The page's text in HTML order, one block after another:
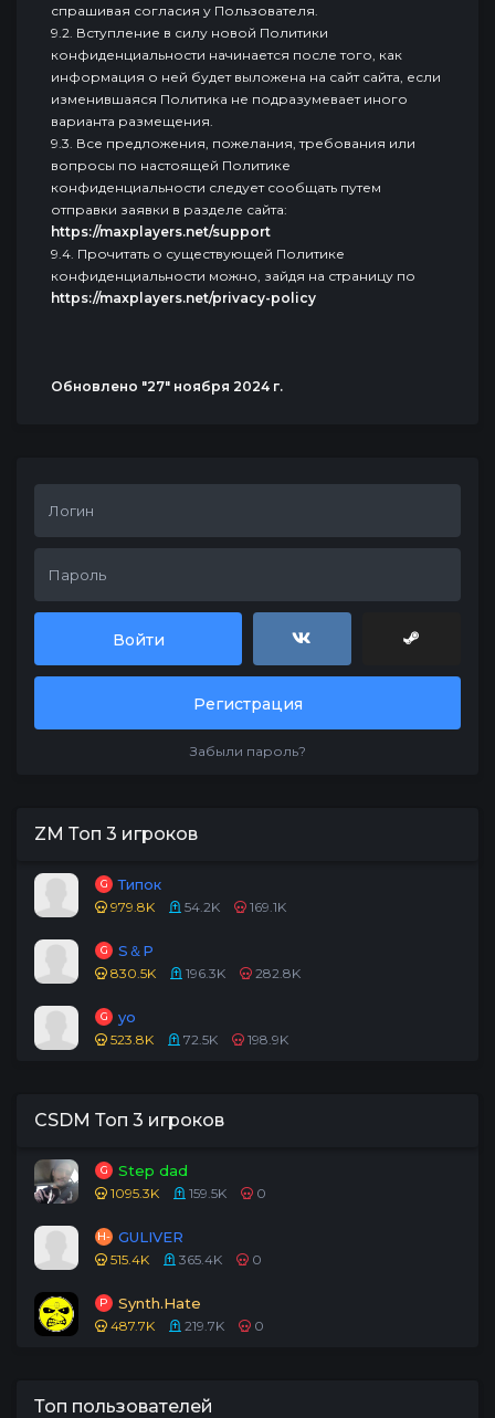
спрашивая согласия у Пользователя.
9.2. Вступление в силу новой Политики
конфиденциальности начинается после того, как
информация о ней будет выложена на сайт сайта, если
изменившаяся Политика не подразумевает иного
варианта размещения.
9.3. Все предложения, пожелания, требования или
вопросы по настоящей Политике
конфиденциальности следует сообщать путем
отправки заявки в разделе сайта:
https://maxplayers.net/support
9.4. Прочитать о существующей Политике
конфиденциальности можно, зайдя на страницу по
https://maxplayers.net/privacy-policy
Обновлено "27" ноября 2024 г.
Войти
Регистрация
Забыли пароль?
ZM Топ 3 игроков
G Типок
979.8K 54.2K 169.1K
G S＆P
830.5K 196.3K 282.8K
G yo
523.8K 72.5K 198.9K
CSDM Топ 3 игроков
G Step dad
1095.3K 159.5K 0
H- GULIVER
515.4K 365.4K 0
P Synth.Hate
487.7K 219.7K 0
Топ пользователей